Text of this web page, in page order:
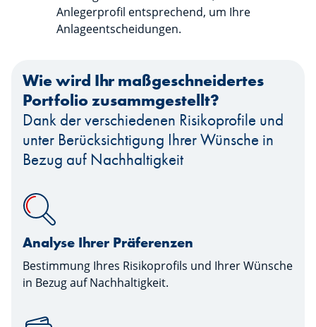
Anlegerprofil entsprechend, um Ihre
Anlageentscheidungen.
Wie wird Ihr maßgeschneidertes
Portfolio zusammgestellt?
Dank der verschiedenen Risikoprofile und
unter Berücksichtigung Ihrer Wünsche in
Bezug auf Nachhaltigkeit
Analyse Ihrer Präferenzen
Bestimmung Ihres Risikoprofils und Ihrer Wünsche
in Bezug auf Nachhaltigkeit.